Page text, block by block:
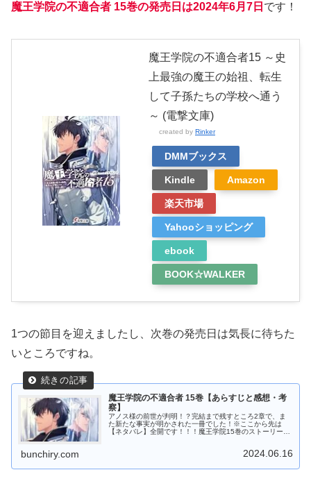
魔王学院の不適合者 15巻の発売日は2024年6月7日 です！
魔王学院の不適合者15 ～史
上最強の魔王の始祖、転生
して子孫たちの学校へ通う
～ (電撃文庫)
created by Rinker
DMMブックス
Kindle Amazon
楽天市場
Yahooショッピング
ebook
BOOK☆WALKER
1つの節目を迎えましたし、次巻の発売日は気長に待ちた
いところですね。
魔王学院の不適合者 15巻【あらすじと感想・考
察】
アノス様の前世が判明！？完結まで残すところ2章で、ま
た新たな事実が明かされた一冊でした！※ここから先は
【ネタバレ】全開です！！！魔王学院15巻のストーリー二
bunchiry.com 2024.06.16